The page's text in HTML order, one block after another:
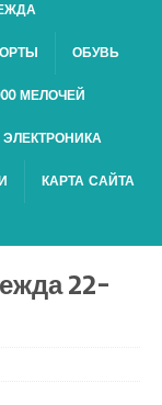
ОБУВЬ
МЕЛОЧЕЙ
ЭЛЕКТРОНИКА
КАРТА САЙТА
22-